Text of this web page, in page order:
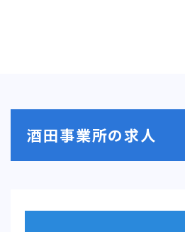
酒田事業所の求人